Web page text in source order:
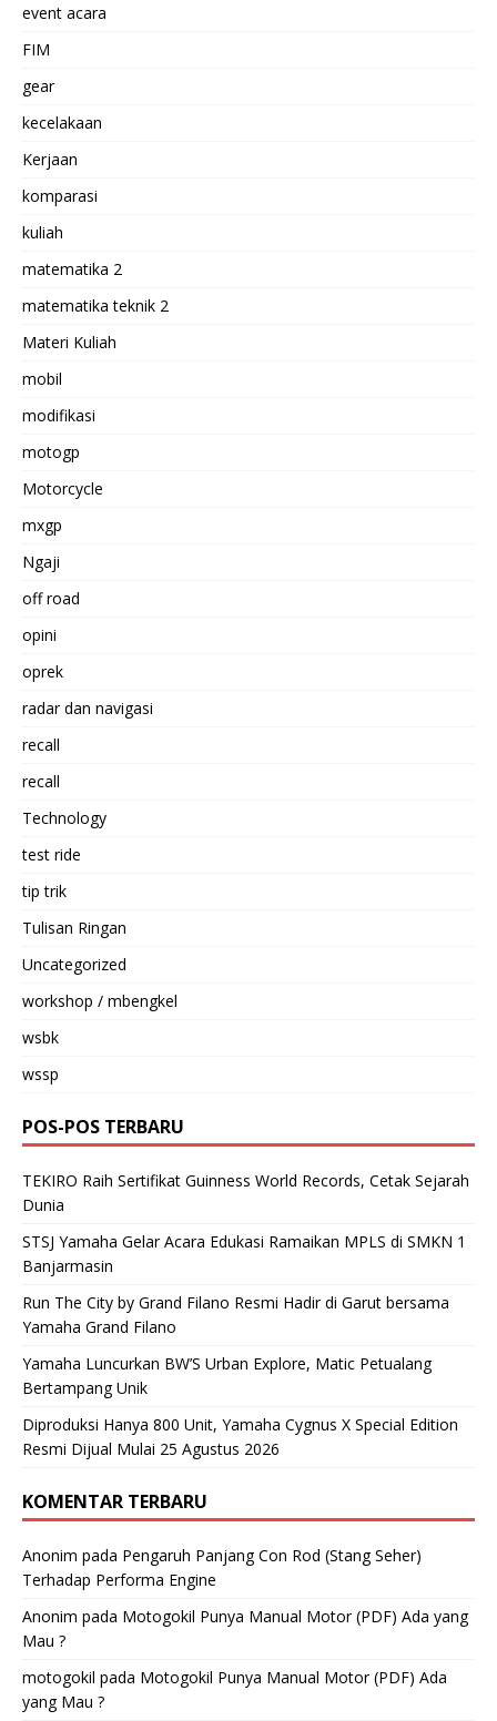
event acara
FIM
gear
kecelakaan
Kerjaan
komparasi
kuliah
matematika 2
matematika teknik 2
Materi Kuliah
mobil
modifikasi
motogp
Motorcycle
mxgp
Ngaji
off road
opini
oprek
radar dan navigasi
recall
recall
Technology
test ride
tip trik
Tulisan Ringan
Uncategorized
workshop / mbengkel
wsbk
wssp
POS-POS TERBARU
TEKIRO Raih Sertifikat Guinness World Records, Cetak Sejarah
Dunia
STSJ Yamaha Gelar Acara Edukasi Ramaikan MPLS di SMKN 1
Banjarmasin
Run The City by Grand Filano Resmi Hadir di Garut bersama
Yamaha Grand Filano
Yamaha Luncurkan BW’S Urban Explore, Matic Petualang
Bertampang Unik
Diproduksi Hanya 800 Unit, Yamaha Cygnus X Special Edition
Resmi Dijual Mulai 25 Agustus 2026
KOMENTAR TERBARU
Anonim pada Pengaruh Panjang Con Rod (Stang Seher)
Terhadap Performa Engine
Anonim pada Motogokil Punya Manual Motor (PDF) Ada yang
Mau ?
motogokil pada Motogokil Punya Manual Motor (PDF) Ada
yang Mau ?